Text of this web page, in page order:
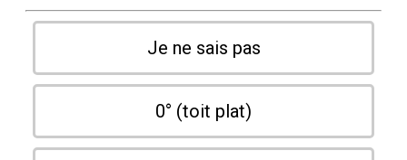
Je ne sais pas
0° (toit plat)